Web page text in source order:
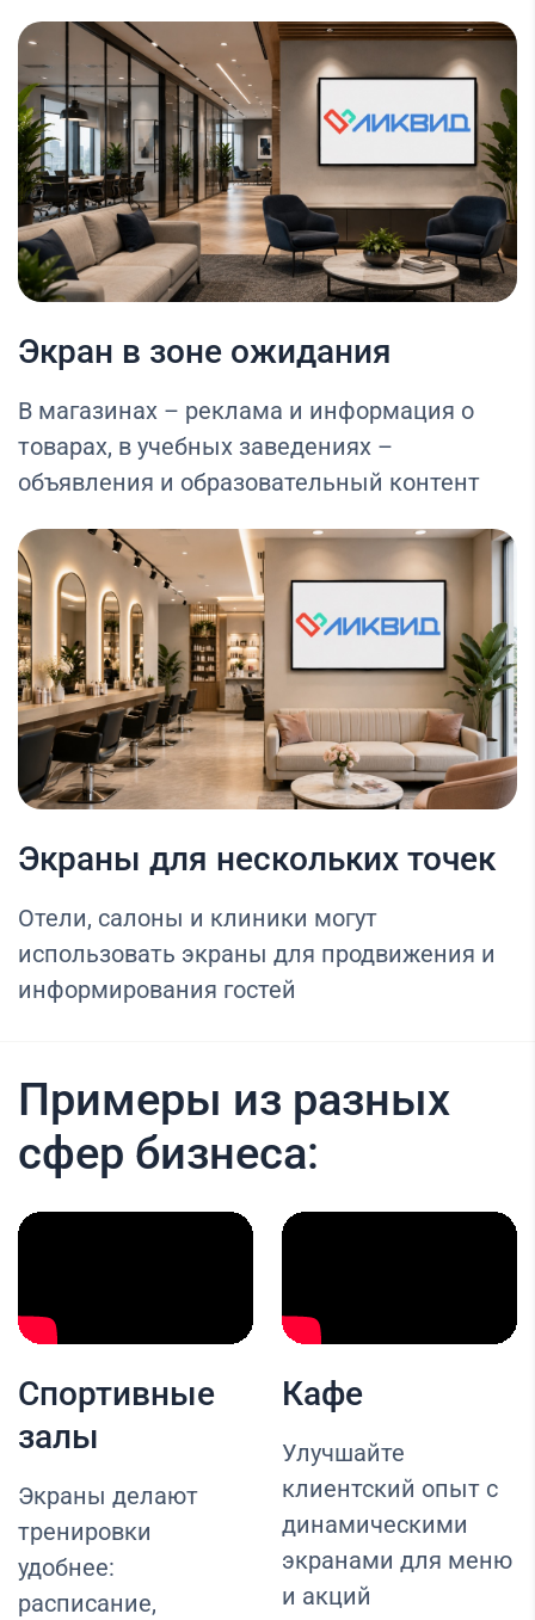
Экран в зоне ожидания
В магазинах – реклама и информация о
товарах, в учебных заведениях –
объявления и образовательный контент
Экраны для нескольких точек
Отели, салоны и клиники могут
использовать экраны для продвижения и
информирования гостей
Примеры из разных
сфер бизнеса:
Спортивные
залы
Экраны делают
тренировки
удобнее:
расписание,
Кафе
Улучшайте
клиентский опыт с
динамическими
экранами для меню
и акций